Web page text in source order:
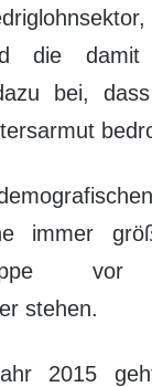
die damit
bei,
immer
vor
stehen.
2015